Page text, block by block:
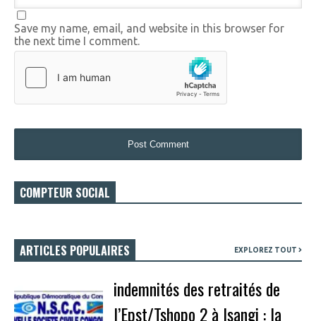
Save my name, email, and website in this browser for
the next time I comment.
COMPTEUR SOCIAL
ARTICLES POPULAIRES EXPLOREZ TOUT
indemnités des retraités de
l’Epst/Tshopo 2 à Isangi : la